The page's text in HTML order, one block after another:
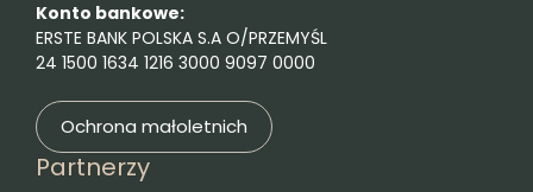
Konto bankowe:
ERSTE BANK POLSKA S.A O/PRZEMYŚL
24 1500 1634 1216 3000 9097 0000
Ochrona małoletnich
Partnerzy